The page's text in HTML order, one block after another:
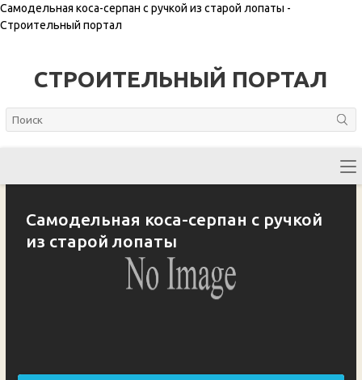
Самодельная коса-серпан с ручкой из старой лопаты -
Строительный портал
СТРОИТЕЛЬНЫЙ ПОРТАЛ
Самодельная коса-серпан с ручкой
из старой лопаты